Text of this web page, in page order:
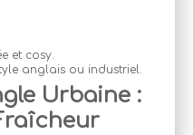
et cosy.
anglais ou industriel.
Urbaine :